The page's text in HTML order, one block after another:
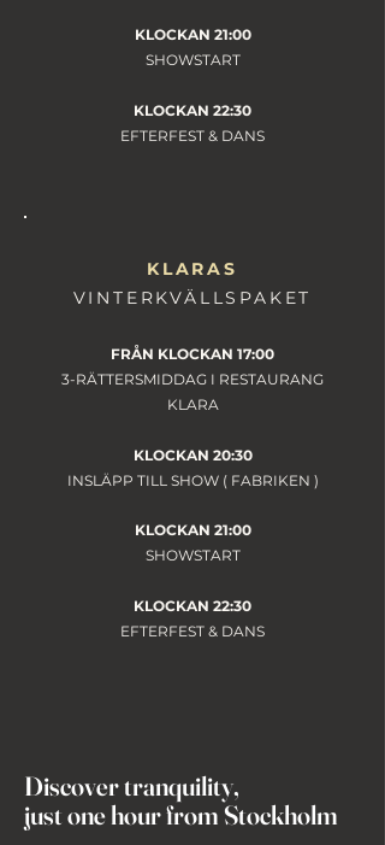
KLOCKAN 21:00
SHOWSTART
KLOCKAN 22:30
EFTERFEST & DANS
KLARAS
VINTERKVÄLLSPAKET
FRÅN KLOCKAN 17:00
3-RÄTTERSMIDDAG I RESTAURANG
KLARA
KLOCKAN 20:30
INSLÄPP TILL SHOW ( FABRIKEN )
KLOCKAN 21:00
SHOWSTART
KLOCKAN 22:30
EFTERFEST & DANS
Discover tranquility,
just one hour from Stockholm